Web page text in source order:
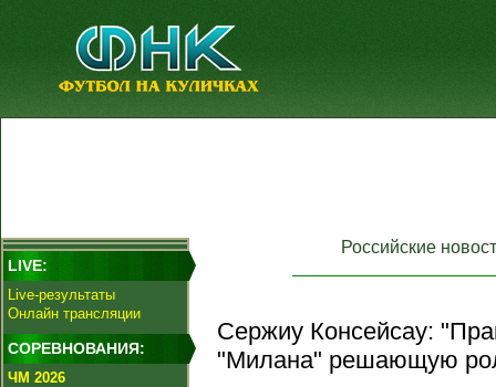
LIVE:
Live-результаты
Онлайн трансляции
СОРЕВНОВАНИЯ:
ЧМ 2026
Российские
Сержиу Консейсау:
"Милана" решающую